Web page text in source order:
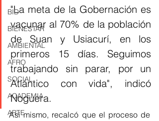
BID
BIENESTAR
AMBIENTAL
AFRO
SOCIAL
ACADEMIA
ARTE
"La meta de la Gobernación es
vacunar al 70% de la población
de Suan y Usiacurí, en los
primeros 15 días. Seguimos
trabajando sin parar, por un
Atlántico con vida", indicó
Noguera.
Así mismo, recalcó que el proceso de